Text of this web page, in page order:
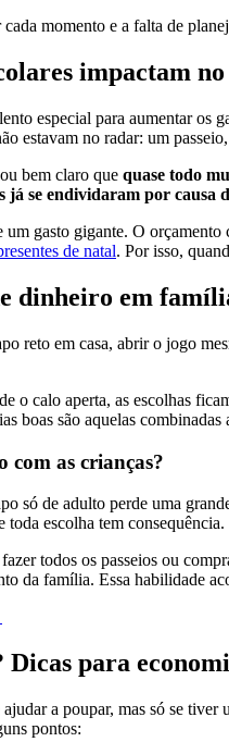
momento e a falta de
impactam
especial para aumentar os
estavam no radar: um
bem claro que quase todo
já se endividaram por causa
um gasto gigante. O
de natal. Por isso,
dinheiro em
reto em casa, abrir o jogo
o calo aperta, as escolhas
boas são aquelas
com as crianças?
só de adulto perde uma
escolha tem consequência.
todos os passeios ou
da família. Essa habilidade
Dicas para
a poupar, mas só se
pontos: